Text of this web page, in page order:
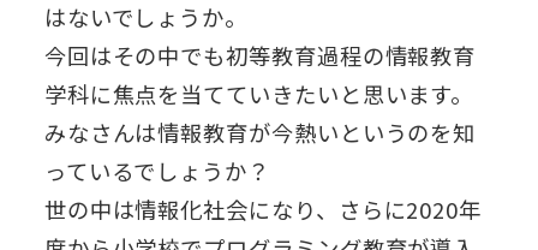
はないでしょうか。
今回はその中でも初等教育過程の情報教育
学科に焦点を当てていきたいと思います。
みなさんは情報教育が今熱いというのを知
っているでしょうか？
世の中は情報化社会になり、さらに2020年